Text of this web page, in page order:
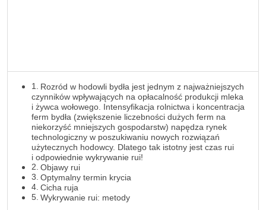
Rozród w hodowli bydła jest jednym z najważniejszych
czynników wpływających na opłacalność produkcji mleka
i żywca wołowego. Intensyfikacja rolnictwa i koncentracja
ferm bydła (zwiększenie liczebności dużych ferm na
niekorzyść mniejszych gospodarstw) napędza rynek
technologiczny w poszukiwaniu nowych rozwiązań
użytecznych hodowcy. Dlatego tak istotny jest czas rui
i odpowiednie wykrywanie rui!
Objawy rui
Optymalny termin krycia
Cicha ruja
Wykrywanie rui: metody